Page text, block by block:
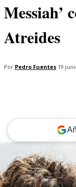
Messiah’
Atreides
Por Pedro Fuentes 19